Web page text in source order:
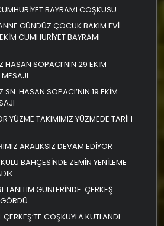
BAYRAMI COŞKUSU
GÜNDÜZ ÇOCUK BAKIM EVİ
CUMHURİYET BAYRAMI
HASAN SOPACI’NIN 29 EKİM
SN. HASAN SOPACI’NIN 19 EKİM
YÜZME TAKIMIMIZ YÜZMEDE TARİH
ARALIKSIZ DEVAM EDİYOR
BAHÇESİNDE ZEMİN YENİLEME
TANITIM GÜNLERİNDE ÇERKEŞ
ÇERKEŞ’TE COŞKUYLA KUTLANDI